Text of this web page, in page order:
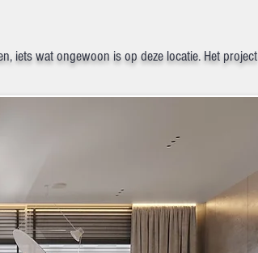
iets wat ongewoon is op deze locatie. Het project